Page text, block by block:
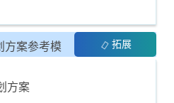
方案参考模 拓展
方案